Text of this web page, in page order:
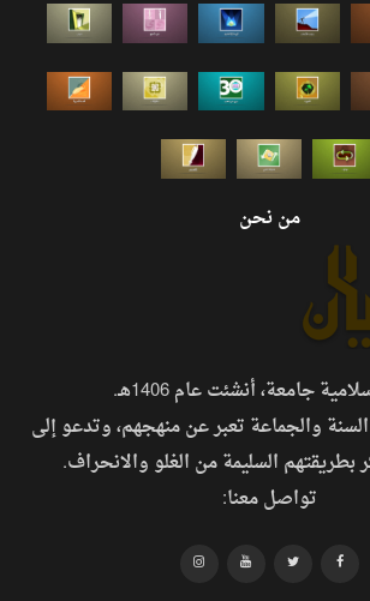
من نحن
جامعة، أنشئت عام 1406هـ.
والجماعة تعبر عن منهجهم، وتدعو إلى
بطريقتهم السليمة من الغلو والانحراف.
تواصل معنا: